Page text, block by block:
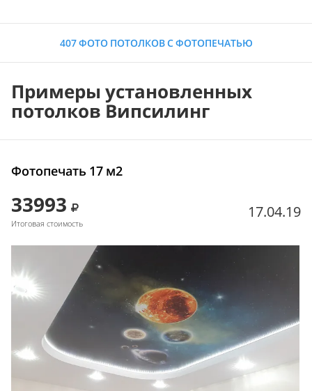
407 ФОТО ПОТОЛКОВ С ФОТОПЕЧАТЬЮ
Примеры установленных
потолков Випсилинг
Фотопечать 17 м2
33993
Итоговая стоимость
17.04.19